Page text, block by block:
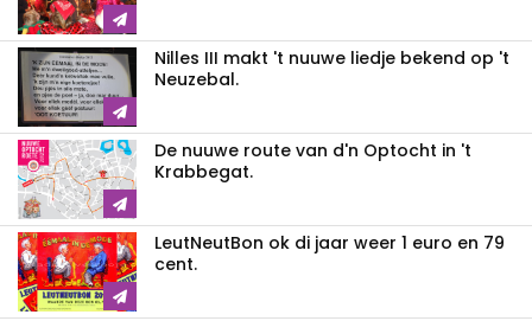
Nilles III makt 't nuuwe liedje bekend op 't
Neuzebal.
De nuuwe route van d'n Optocht in 't
Krabbegat.
LeutNeutBon ok di jaar weer 1 euro en 79
cent.